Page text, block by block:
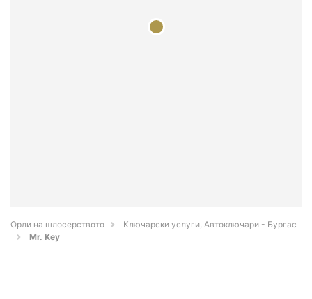
Орли на шлосерството
Ключарски услуги, Автоключари - Бургас
Mr. Key